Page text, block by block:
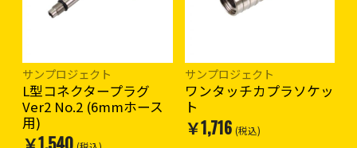
サンプロジェクト
L型コネクタープラグ
Ver2 No.2 (6mmホース
用)
サンプロジェクト
ワンタッチカプラソケッ
ト
￥1,716 (税込)